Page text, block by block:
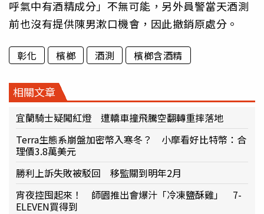
呼氣中有酒精成分」不無可能，另外員警當天酒測
前也沒有提供陳男漱口機會，因此撤銷原處分。
彰化 檳榔 酒測 檳榔含酒精
相關文章
宜蘭騎士疑闖紅燈 遭轎車撞飛騰空翻轉重摔落地
Terra生態系崩盤加密幣入寒冬？ 小摩看好比特幣：合
理價3.8萬美元
勝利上訴失敗被駁回 移監關到明年2月
宵夜控囤起來！ 師園推出會爆汁「冷凍鹽酥雞」 7-
ELEVEN買得到